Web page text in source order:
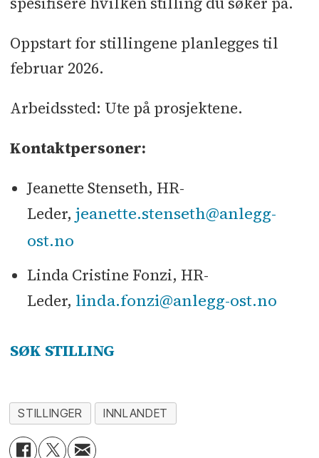
Oppstart for stillingene planlegges til
februar 2026.
Arbeidssted: Ute på prosjektene.
Kontaktpersoner:
Jeanette Stenseth, HR-
Leder, jeanette.stenseth@anlegg-
ost.no
Linda Cristine Fonzi, HR-
Leder, linda.fonzi@anlegg-ost.no
SØK STILLING
STILLINGER INNLANDET